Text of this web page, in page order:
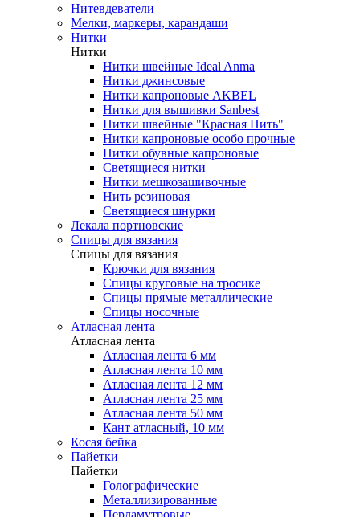
Нитевдеватели
Мелки, маркеры, карандаши
Нитки
Нитки
Нитки швейные Ideal Anma
Нитки джинсовые
Нитки капроновые AKBEL
Нитки для вышивки Sanbest
Нитки швейные "Красная Нить"
Нитки капроновые особо прочные
Нитки обувные капроновые
Светящиеся нитки
Нитки мешкозашивочные
Нить резиновая
Светящиеся шнурки
Лекала портновские
Спицы для вязания
Спицы для вязания
Крючки для вязания
Спицы круговые на тросике
Спицы прямые металлические
Спицы носочные
Атласная лента
Атласная лента
Атласная лента 6 мм
Атласная лента 10 мм
Атласная лента 12 мм
Атласная лента 25 мм
Атласная лента 50 мм
Кант атласный, 10 мм
Косая бейка
Пайетки
Пайетки
Голографические
Металлизированные
Перламутровые